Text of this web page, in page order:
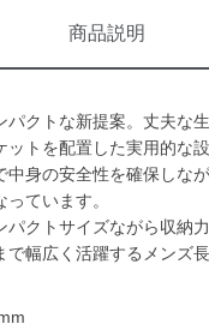
商品説明
パクトな新提案。丈夫な
ットを配置した実用的な設
中身の安全性を確保しな
ています。
パクトサイズながら収納
幅広く活躍するメンズ長